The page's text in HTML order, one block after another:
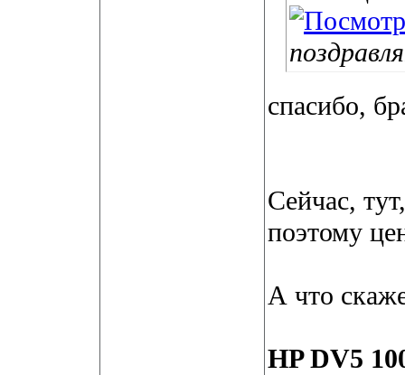
спасибо,
Сейчас,
поэтому
А что
HP DV5